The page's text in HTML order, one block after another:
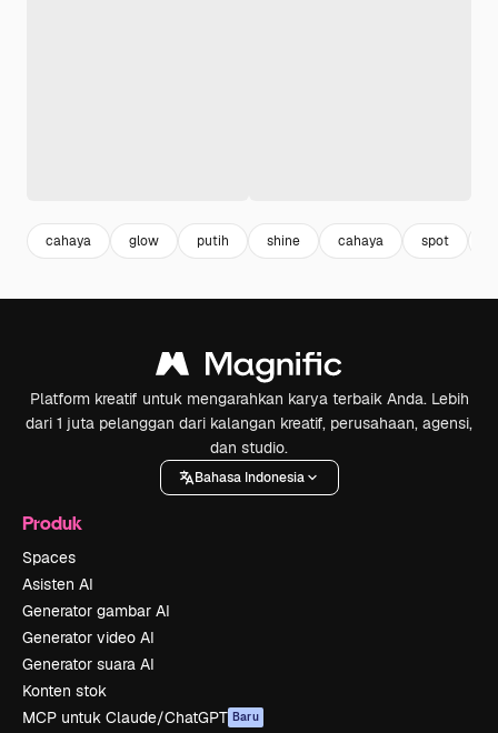
cahaya glow putih shine cahaya spot
Platform kreatif untuk mengarahkan karya terbaik Anda. Lebih
dari 1 juta pelanggan dari kalangan kreatif, perusahaan, agensi,
dan studio.
Bahasa Indonesia
Produk
Spaces
Asisten AI
Generator gambar AI
Generator video AI
Generator suara AI
Konten stok
MCP untuk Claude/ChatGPT Baru